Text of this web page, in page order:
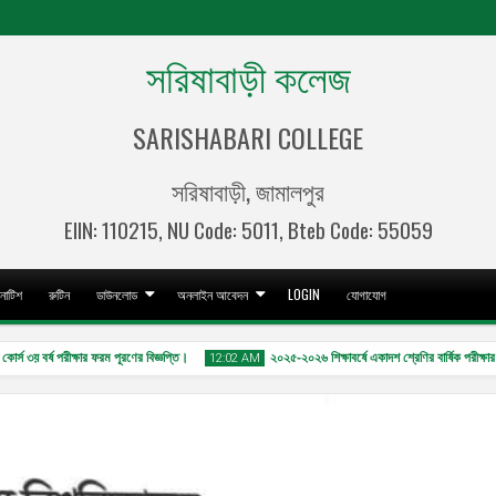
সরিষাবাড়ী কলেজ
SARISHABARI COLLEGE
সরিষাবাড়ী, জামালপুর
EIIN: 110215, NU Code: 5011, Bteb Code: 55059
রুটিন ডাউনলোড অনলাইন আবেদন LOGIN যোগাযোগ
৩য় বর্ষ পরীক্ষার ফরম পূরণের বিজ্ঞপ্তি। 12:02 AM ২০২৫-২০২৬ শিক্ষাবর্ষে একাদশ শ্রেণির বার্ষিক পরীক্ষার